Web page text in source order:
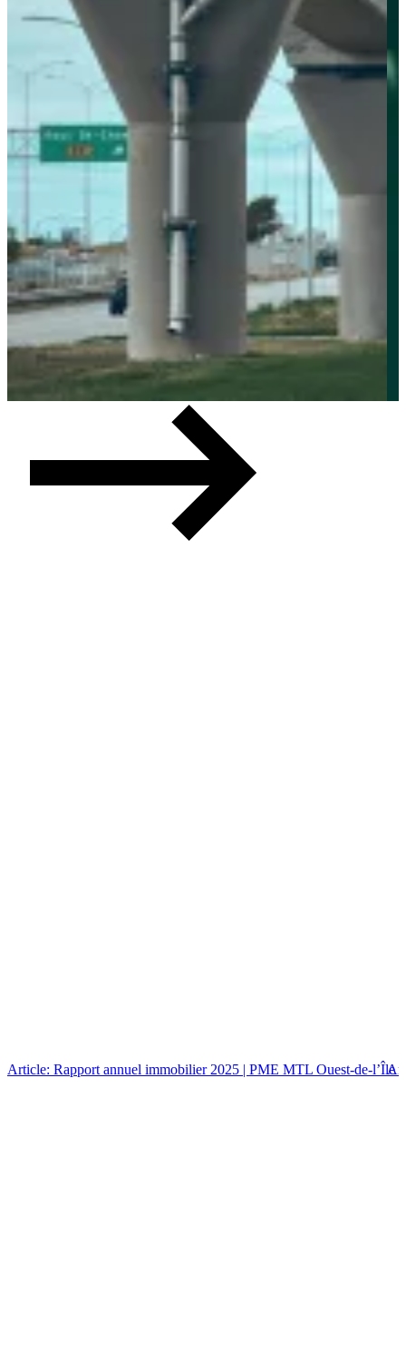
Article: Rapport annuel immobilier 2025 | PME MTL Ouest-de-l’Île